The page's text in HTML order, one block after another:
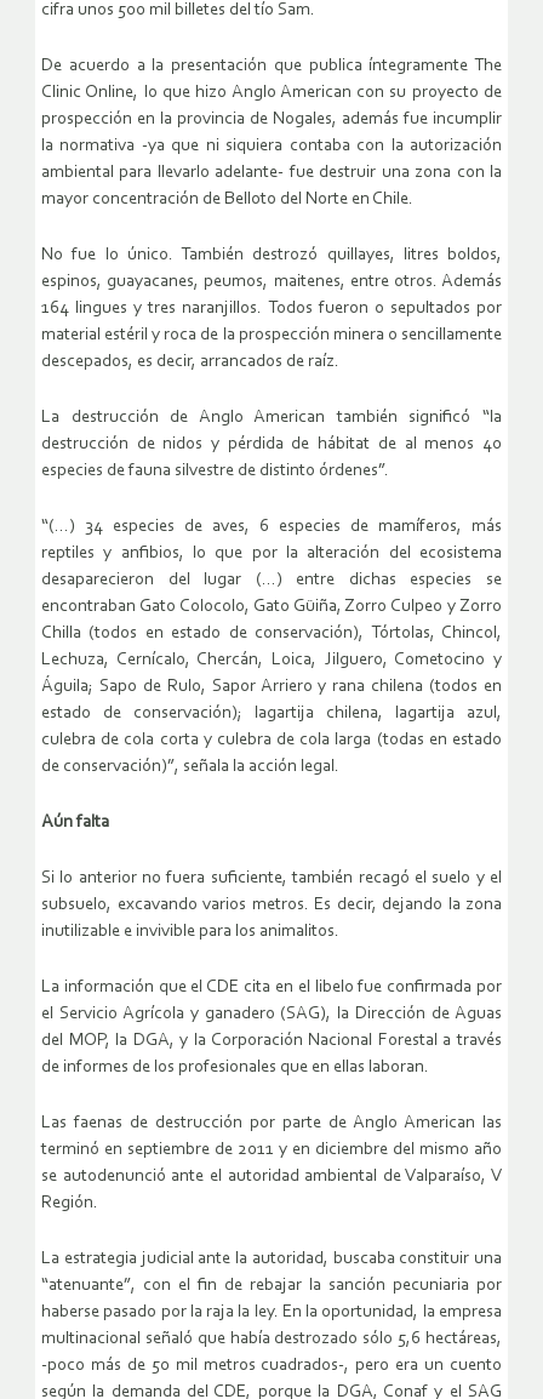
cifra unos 500 mil billetes del tío Sam.
De acuerdo a la presentación que publica íntegramente The
Clinic Online, lo que hizo Anglo American con su proyecto de
prospección en la provincia de Nogales, además fue incumplir
la normativa -ya que ni siquiera contaba con la autorización
ambiental para llevarlo adelante- fue destruir una zona con la
mayor concentración de Belloto del Norte en Chile.
No fue lo único. También destrozó quillayes, litres boldos,
espinos, guayacanes, peumos, maitenes, entre otros. Además
164 lingues y tres naranjillos. Todos fueron o sepultados por
material estéril y roca de la prospección minera o sencillamente
descepados, es decir, arrancados de raíz.
La destrucción de Anglo American también significó “la
destrucción de nidos y pérdida de hábitat de al menos 40
especies de fauna silvestre de distinto órdenes”.
“(…) 34 especies de aves, 6 especies de mamíferos, más
reptiles y anfibios, lo que por la alteración del ecosistema
desaparecieron del lugar (…) entre dichas especies se
encontraban Gato Colocolo, Gato Güiña, Zorro Culpeo y Zorro
Chilla (todos en estado de conservación), Tórtolas, Chincol,
Lechuza, Cernícalo, Chercán, Loica, Jilguero, Cometocino y
Águila; Sapo de Rulo, Sapor Arriero y rana chilena (todos en
estado de conservación); lagartija chilena, lagartija azul,
culebra de cola corta y culebra de cola larga (todas en estado
de conservación)”, señala la acción legal.
Aún falta
Si lo anterior no fuera suficiente, también recagó el suelo y el
subsuelo, excavando varios metros. Es decir, dejando la zona
inutilizable e invivible para los animalitos.
La información que el CDE cita en el libelo fue confirmada por
el Servicio Agrícola y ganadero (SAG), la Dirección de Aguas
del MOP, la DGA, y la Corporación Nacional Forestal a través
de informes de los profesionales que en ellas laboran.
Las faenas de destrucción por parte de Anglo American las
terminó en septiembre de 2011 y en diciembre del mismo año
se autodenunció ante el autoridad ambiental de Valparaíso, V
Región.
La estrategia judicial ante la autoridad, buscaba constituir una
“atenuante”, con el fin de rebajar la sanción pecuniaria por
haberse pasado por la raja la ley. En la oportunidad, la empresa
multinacional señaló que había destrozado sólo 5,6 hectáreas,
-poco más de 50 mil metros cuadrados-, pero era un cuento
según la demanda del CDE, porque la DGA, Conaf y el SAG